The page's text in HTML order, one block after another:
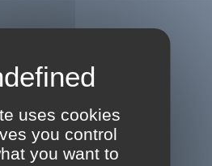
arrondissements.
Paris
uses cookies
you control
you want to